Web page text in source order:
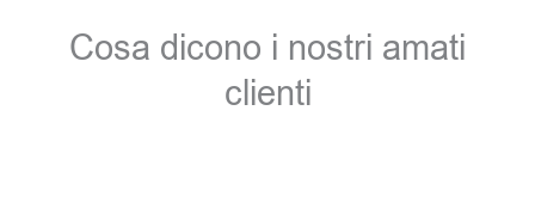
Cosa dicono i nostri amati
clienti